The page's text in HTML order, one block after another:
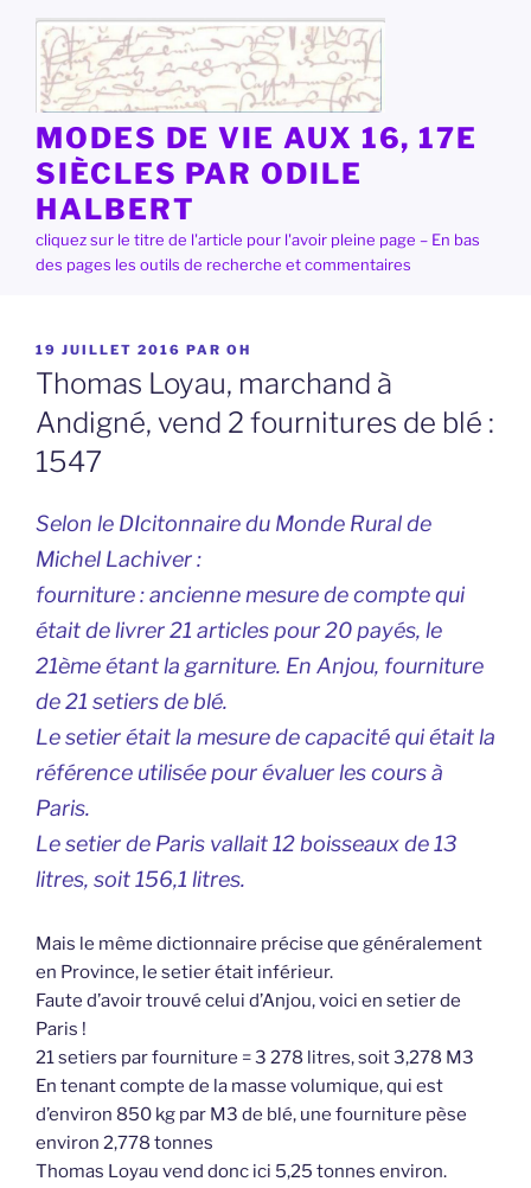
contenu
principal
MODES DE VIE AUX 16, 17E
SIÈCLES PAR ODILE
HALBERT
cliquez sur le titre de l'article pour l'avoir pleine page – En bas
des pages les outils de recherche et commentaires
PUBLIÉ
LE
19 JUILLET 2016 PAR OH
Thomas Loyau, marchand à
Andigné, vend 2 fournitures de blé :
1547
Selon le DIcitonnaire du Monde Rural de
Michel Lachiver :
fourniture : ancienne mesure de compte qui
était de livrer 21 articles pour 20 payés, le
21ème étant la garniture. En Anjou, fourniture
de 21 setiers de blé.
Le setier était la mesure de capacité qui était la
référence utilisée pour évaluer les cours à
Paris.
Le setier de Paris vallait 12 boisseaux de 13
litres, soit 156,1 litres.
Mais le même dictionnaire précise que généralement
en Province, le setier était inférieur.
Faute d’avoir trouvé celui d’Anjou, voici en setier de
Paris !
21 setiers par fourniture = 3 278 litres, soit 3,278 M3
En tenant compte de la masse volumique, qui est
d’environ 850 kg par M3 de blé, une fourniture pèse
environ 2,778 tonnes
Thomas Loyau vend donc ici 5,25 tonnes environ.